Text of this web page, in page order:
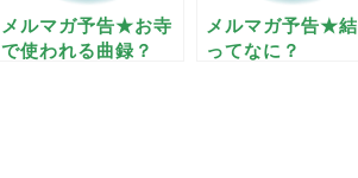
メルマガ予告★お寺
で使われる曲録？
メルマガ予告★
ってなに？